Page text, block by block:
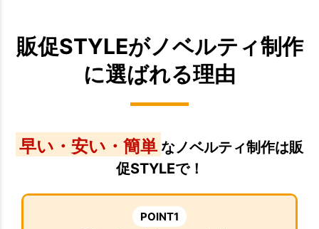
販促STYLEがノベルティ制作
に選ばれる理由
早い・安い・簡単 なノベルティ制作は販
促STYLEで！
POINT1